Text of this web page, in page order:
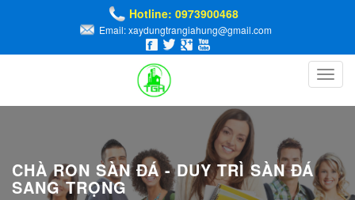
Hotline: 0973900468
Email: xaydungtrangiahung@gmail.com
CHÀ RON SÀN ĐÁ - DUY TRÌ SÀN ĐÁ
SANG TRỌNG